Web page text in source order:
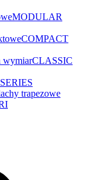
MODULAR
COMPACT
wymiarCLASSIC
trapezowe